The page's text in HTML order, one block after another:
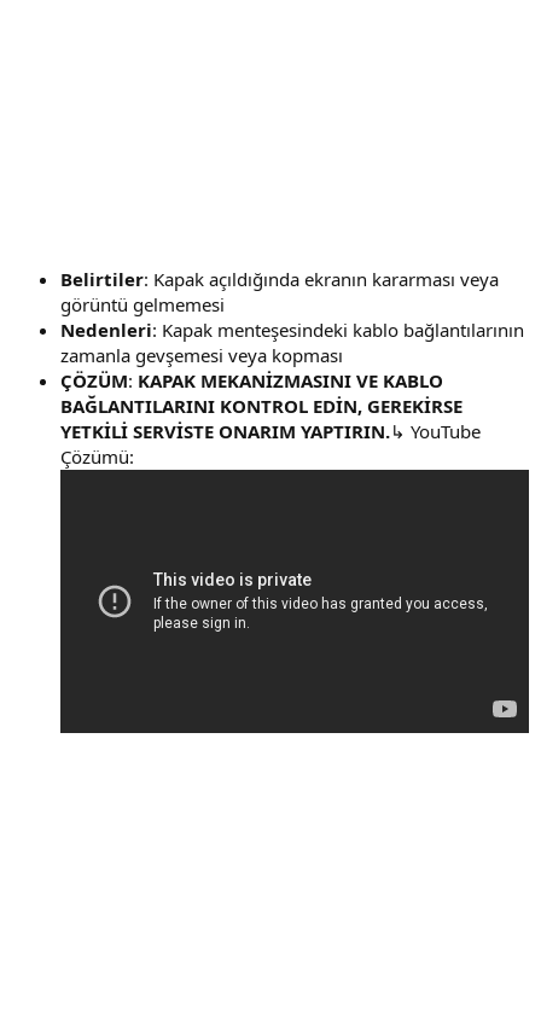
Belirtiler: Kapak açıldığında ekranın kararması veya
görüntü gelmemesi
Nedenleri: Kapak menteşesindeki kablo bağlantılarının
zamanla gevşemesi veya kopması
ÇÖZÜM: KAPAK MEKANİZMASINI VE KABLO
BAĞLANTILARINI KONTROL EDİN, GEREKİRSE
YETKİLİ SERVİSTE ONARIM YAPTIRIN.↳ YouTube
Çözümü: